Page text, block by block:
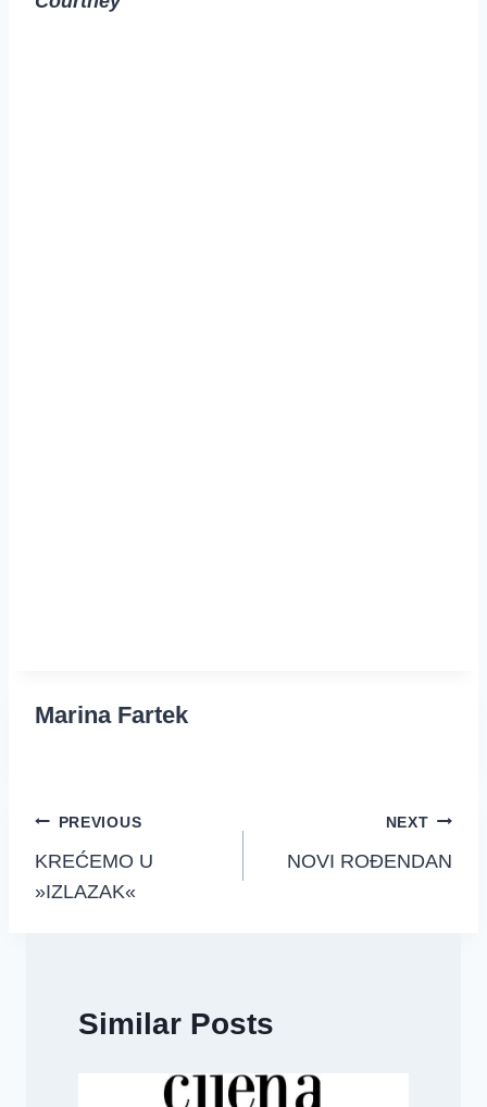
Marina Fartek
Post
navigation
PREVIOUS
KREĆEMO U
»IZLAZAK«
NEXT
NOVI ROĐENDAN
Similar Posts